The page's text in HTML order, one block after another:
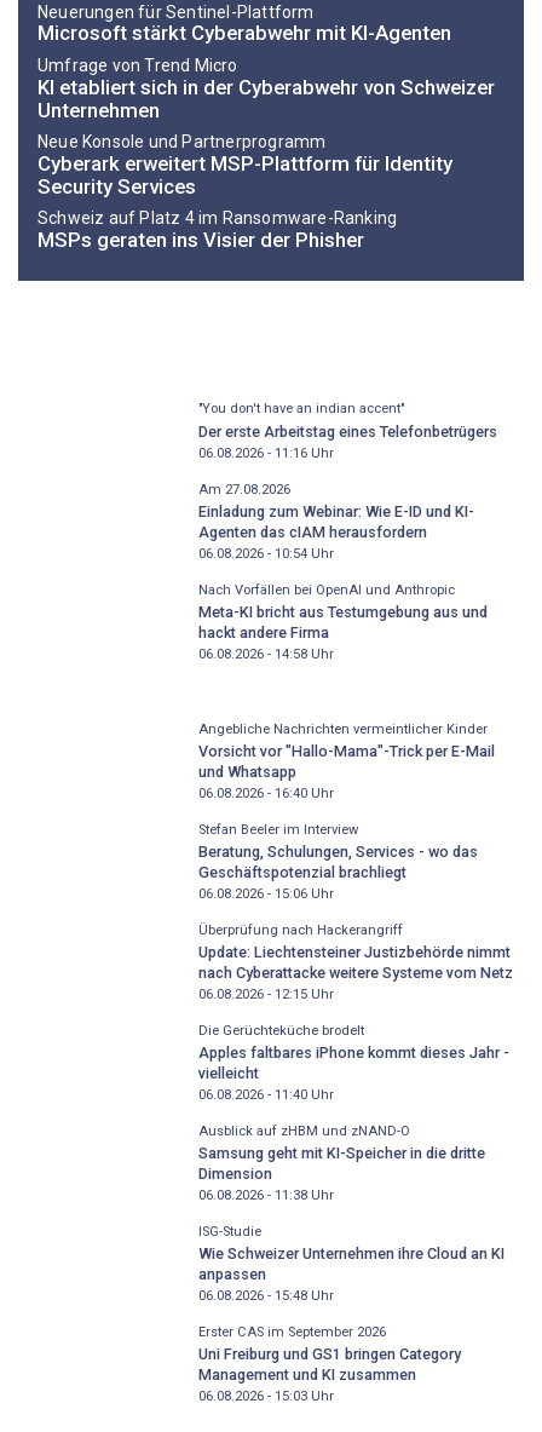
Neuerungen für Sentinel-Plattform
Microsoft stärkt Cyberabwehr mit KI-Agenten
Umfrage von Trend Micro
KI etabliert sich in der Cyberabwehr von Schweizer
Unternehmen
Neue Konsole und Partnerprogramm
Cyberark erweitert MSP-Plattform für Identity
Security Services
Schweiz auf Platz 4 im Ransomware-Ranking
MSPs geraten ins Visier der Phisher
"You don't have an indian accent"
Der erste Arbeitstag eines Telefonbetrügers
06.08.2026 - 11:16Uhr
Am 27.08.2026
Einladung zum Webinar: Wie E-ID und KI-
Agenten das cIAM herausfordern
06.08.2026 - 10:54Uhr
Nach Vorfällen bei OpenAI und Anthropic
Meta-KI bricht aus Testumgebung aus und
hackt andere Firma
06.08.2026 - 14:58Uhr
Angebliche Nachrichten vermeintlicher Kinder
Vorsicht vor "Hallo-Mama"-Trick per E-Mail
und Whatsapp
06.08.2026 - 16:40Uhr
Stefan Beeler im Interview
Beratung, Schulungen, Services - wo das
Geschäftspotenzial brachliegt
06.08.2026 - 15:06Uhr
Überprüfung nach Hackerangriff
Update: Liechtensteiner Justizbehörde nimmt
nach Cyberattacke weitere Systeme vom Netz
06.08.2026 - 12:15Uhr
Die Gerüchteküche brodelt
Apples faltbares iPhone kommt dieses Jahr -
vielleicht
06.08.2026 - 11:40Uhr
Ausblick auf zHBM und zNAND-O
Samsung geht mit KI-Speicher in die dritte
Dimension
06.08.2026 - 11:38Uhr
ISG-Studie
Wie Schweizer Unternehmen ihre Cloud an KI
anpassen
06.08.2026 - 15:48Uhr
Erster CAS im September 2026
Uni Freiburg und GS1 bringen Category
Management und KI zusammen
06.08.2026 - 15:03Uhr